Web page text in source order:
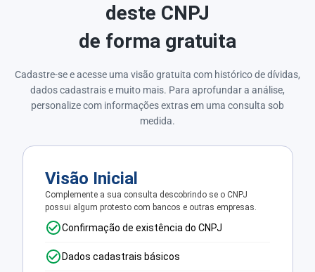
deste CNPJ
de forma gratuita
Cadastre-se e acesse uma visão gratuita com histórico de dívidas,
dados cadastrais e muito mais. Para aprofundar a análise,
personalize com informações extras em uma consulta sob
medida.
Visão Inicial
Complemente a sua consulta descobrindo se o CNPJ
possui algum protesto com bancos e outras empresas.
Confirmação de existência do CNPJ
Dados cadastrais básicos